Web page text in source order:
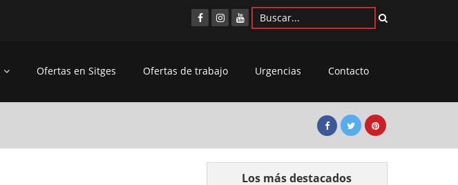
Ofertas en Sitges Ofertas de trabajo Urgencias Contacto
Los más destacados